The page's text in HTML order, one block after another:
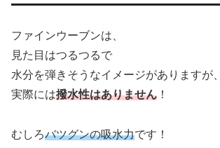
ファインウーブンは、
見た目はつるつるで
水分を弾きそうなイメージがありますが、
実際には撥水性はありません ！
むしろバツグンの吸水力です！